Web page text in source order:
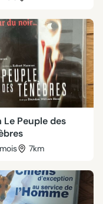
Le Peuple des
7km